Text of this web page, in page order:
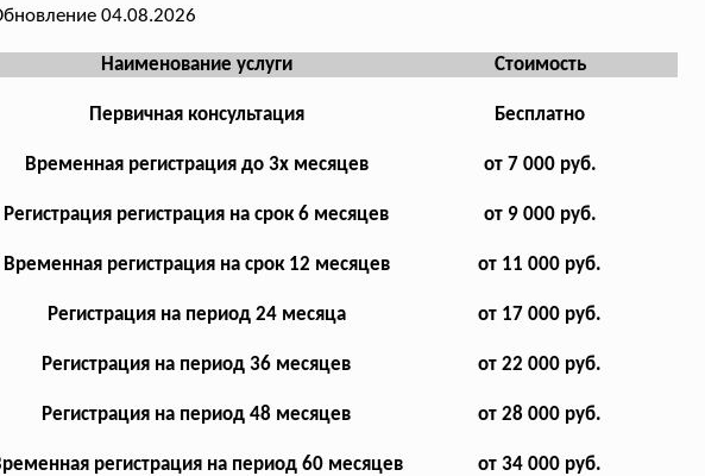
04.08.2026
Наименование услуги Стоимость
Первичная консультация Бесплатно
Временная регистрация до 3х месяцев от 7 000 руб.
Регистрация регистрация на срок 6 месяцев от 9 000 руб.
Временная регистрация на срок 12 месяцев от 11 000 руб.
Регистрация на период 24 месяца от 17 000 руб.
Регистрация на период 36 месяцев от 22 000 руб.
Регистрация на период 48 месяцев от 28 000 руб.
регистрация на период 60 месяцев от 34 000 руб.